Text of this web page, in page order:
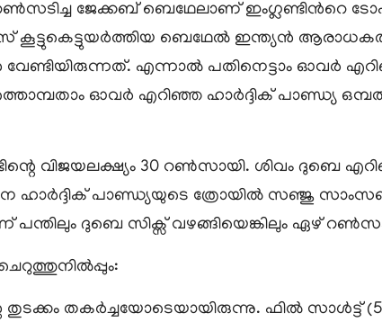
റണ്‍സടിച്ച ജേക്കബ് ബെഥേലാണ്
കൂട്ടുകെട്ടുയര്‍ത്തിയ ബെഥേല്‍ ഇന്ത്യൻ
വേണ്ടിയിരുന്നത്. എന്നാൽ പതിനെട്ടാം ഓവര്‍
ഓവര്‍ എറിഞ്ഞ ഹാര്‍ദ്ദിക് പാണ്ഡ്യ
വിജയലക്ഷ്യം 30 റണ്‍സായി. ശിവം ദുബെ
ഹാര്‍ദ്ദിക് പാണ്ഡ്യയുടെ ത്രോയില്‍ സഞ്ജു
ദുബെ സിക്സ് വഴങ്ങിയെങ്കിലും ഏഴ്
തുടക്കം തകർച്ചയോടെയായിരുന്നു. ഫില്‍